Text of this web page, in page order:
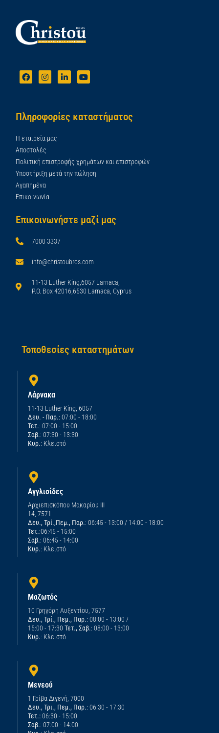
Πληροφορίες καταστήματος
Η εταιρεία μας
Αποστολές
Πολιτική επιστροφής χρημάτων και επιστροφών
Υποστήριξη μετά την πώληση
Αγαπημένα
Επικοινωνία
Επικοινωνήστε μαζί μας
7000 3337
info@christoubros.com
11-13 Luther King,6057 Larnaca,
P.O. Box 42016,6530 Larnaca, Cyprus
Τοποθεσίες καταστημάτων
Λάρνακα
11-13 Luther King, 6057
Δευ. - Παρ.: 07:00 - 18:00
Τετ.: 07:00 - 15:00
Σαβ.: 07:30 - 13:30
Κυρ.: Κλειστό
Αγγλισίδες
Αρχιεπισκόπου Μακαρίου ΙΙΙ
14, 7571
Δευ., Τρί.,Πεμ., Παρ.: 06:45 - 13:00 / 14:00 - 18:00
Τετ.:06:45 - 15:00
Σαβ.: 06:45 - 14:00
Κυρ.: Κλειστό
Μαζωτός
10 Γρηγόρη Αυξεντίου, 7577
Δευ., Τρί., Πεμ., Παρ.: 08:00 - 13:00 /
15:00 - 17:30 Τετ., Σαβ.: 08:00 - 13:00
Κυρ.: Κλειστό
Μενεού
1 Γρίβα Διγενή, 7000
Δευ., Τρι., Πεμ., Παρ.: 06:30 - 17:30
Τετ.:06:30 - 15:00
Σαβ.: 07:00 - 14:00